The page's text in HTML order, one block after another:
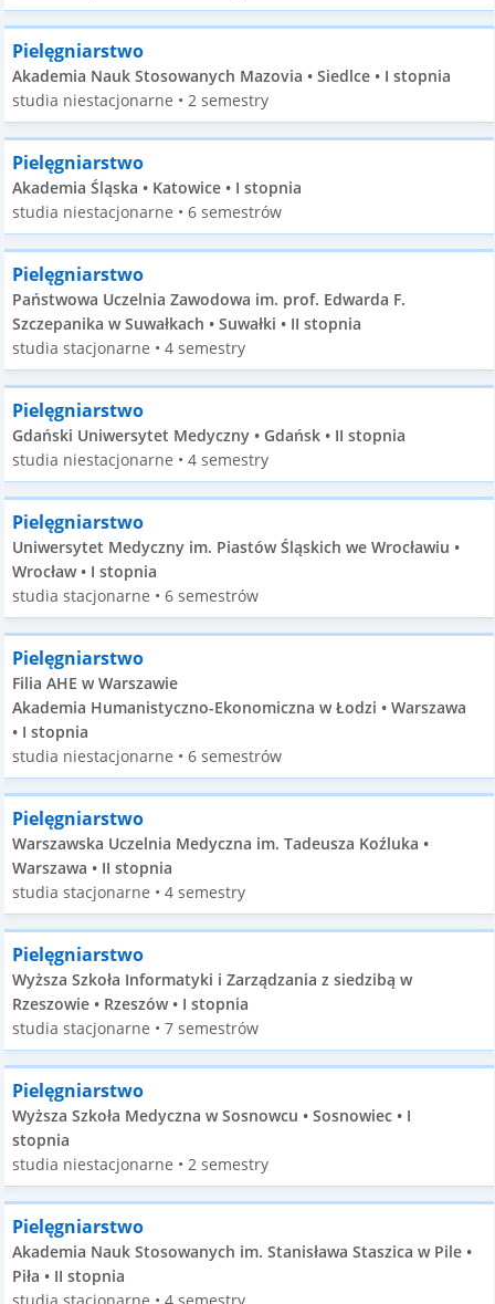
Pielęgniarstwo
Akademia Nauk Stosowanych Mazovia • Siedlce • I stopnia
studia niestacjonarne • 2 semestry
Pielęgniarstwo
Akademia Śląska • Katowice • I stopnia
studia niestacjonarne • 6 semestrów
Pielęgniarstwo
Państwowa Uczelnia Zawodowa im. prof. Edwarda F.
Szczepanika w Suwałkach • Suwałki • II stopnia
studia stacjonarne • 4 semestry
Pielęgniarstwo
Gdański Uniwersytet Medyczny • Gdańsk • II stopnia
studia niestacjonarne • 4 semestry
Pielęgniarstwo
Uniwersytet Medyczny im. Piastów Śląskich we Wrocławiu •
Wrocław • I stopnia
studia stacjonarne • 6 semestrów
Pielęgniarstwo
Filia AHE w Warszawie
Akademia Humanistyczno-Ekonomiczna w Łodzi • Warszawa
• I stopnia
studia niestacjonarne • 6 semestrów
Pielęgniarstwo
Warszawska Uczelnia Medyczna im. Tadeusza Koźluka •
Warszawa • II stopnia
studia stacjonarne • 4 semestry
Pielęgniarstwo
Wyższa Szkoła Informatyki i Zarządzania z siedzibą w
Rzeszowie • Rzeszów • I stopnia
studia stacjonarne • 7 semestrów
Pielęgniarstwo
Wyższa Szkoła Medyczna w Sosnowcu • Sosnowiec • I
stopnia
studia niestacjonarne • 2 semestry
Pielęgniarstwo
Akademia Nauk Stosowanych im. Stanisława Staszica w Pile •
Piła • II stopnia